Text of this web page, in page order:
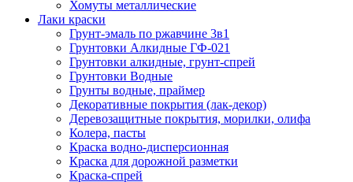
Хомуты металлические
Лаки краски
Грунт-эмаль по ржавчине 3в1
Грунтовки Алкидные ГФ-021
Грунтовки алкидные, грунт-спрей
Грунтовки Водные
Грунты водные, праймер
Декоративные покрытия (лак-декор)
Деревозащитные покрытия, морилки, олифа
Колера, пасты
Краска водно-дисперсионная
Краска для дорожной разметки
Краска-спрей